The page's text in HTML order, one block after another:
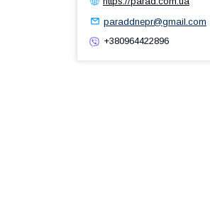
paraddnepr@gmail.com
+380964422896